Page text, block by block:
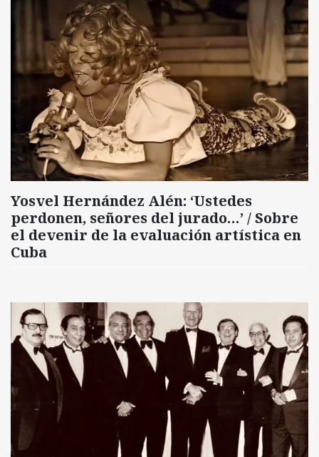
Yosvel Hernández Alén: ‘Ustedes
perdonen, señores del jurado…’ / Sobre
el devenir de la evaluación artística en
Cuba